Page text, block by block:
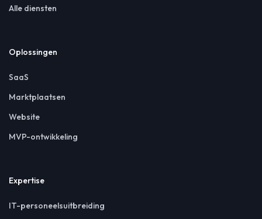
Alle diensten
Oplossingen
SaaS
Marktplaatsen
Website
MVP-ontwikkeling
Expertise
IT-personeelsuitbreiding